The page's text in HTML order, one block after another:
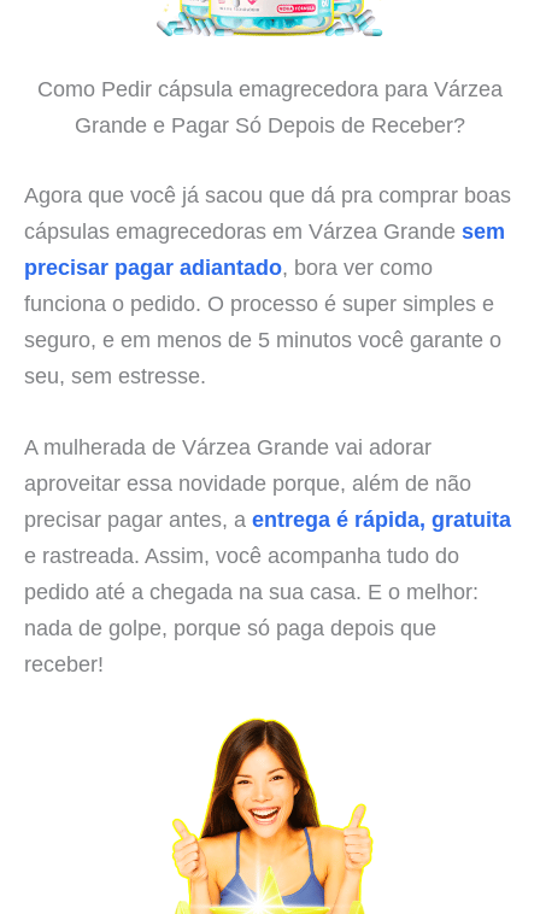
Como Pedir cápsula emagrecedora para Várzea
Grande e Pagar Só Depois de Receber?
Agora que você já sacou que dá pra comprar boas
cápsulas emagrecedoras em Várzea Grande sem
precisar pagar adiantado, bora ver como
funciona o pedido. O processo é super simples e
seguro, e em menos de 5 minutos você garante o
seu, sem estresse.
A mulherada de Várzea Grande vai adorar
aproveitar essa novidade porque, além de não
precisar pagar antes, a entrega é rápida, gratuita
e rastreada. Assim, você acompanha tudo do
pedido até a chegada na sua casa. E o melhor:
nada de golpe, porque só paga depois que
receber!